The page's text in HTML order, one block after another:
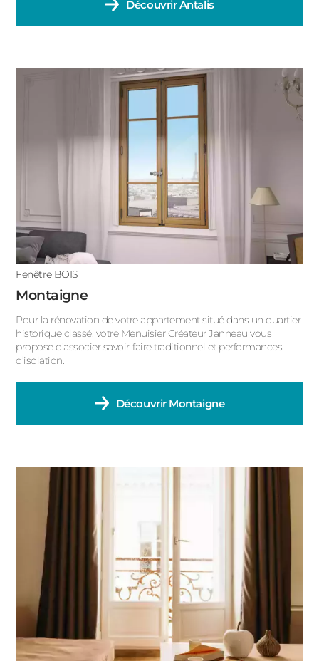
DécouvrirAntalis
Fenêtre BOIS
Montaigne
Pour la rénovation de votre appartement situé dans un quartier
historique classé, votre Menuisier Créateur Janneau vous
propose d’associer savoir-faire traditionnel et performances
d’isolation.
Découvrir Montaigne